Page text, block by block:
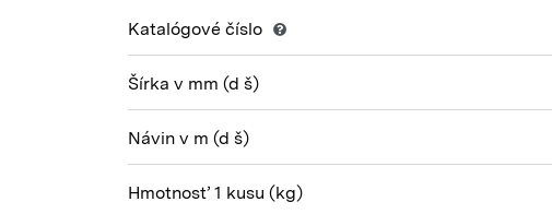
Katalógové číslo
Šírka v mm (d š)
Návin v m (d š)
Hmotnosť 1 kusu (kg)